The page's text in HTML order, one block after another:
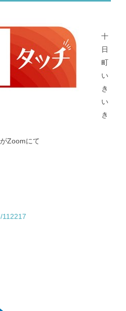
セス｜Access
移｜COVID-19 patients at prefecture
19の実効再生産数｜COVID-19
number at Niigata
syncytial virus
十
日
町
い
き
い
き
Zoomにて
112217